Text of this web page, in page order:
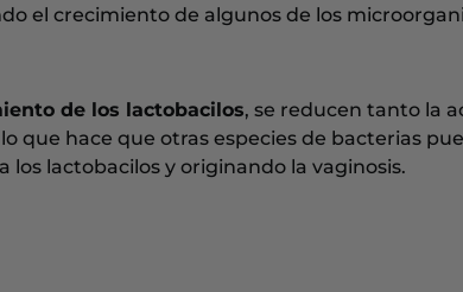
el crecimiento de algunos de los
de los lactobacilos, se reducen tanto la
que hace que otras especies de bacterias
lactobacilos y originando la vaginosis.